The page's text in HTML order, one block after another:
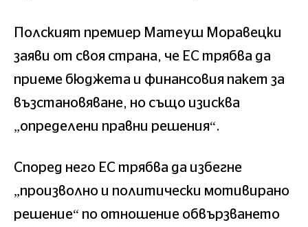
Полският премиер Матеуш Моравецки
заяви от своя страна, че ЕС трябва да
приеме бюджета и финансовия пакет за
възстановяване, но също изисква
„определени правни решения“.
Според него ЕС трябва да избегне
„произволно и политически мотивирано
решение“ по отношение обвързването